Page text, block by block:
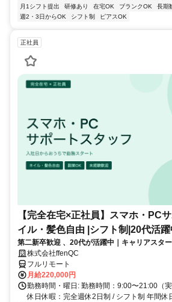
月1シフト提出
研修あり 在宅OK ブランクOK 長期
週2・3日からOK
シフト制 ピアスOK
正社員
【完全在宅×正社員】スマホ・PC
イル・髪色自由 |シフト制|20代活躍
第二新卒歓迎 、20代が活躍中｜キャリアスタート ｜副業OK ｜将来
ャリアパスあり（長期キャリアを推奨していま
株式会社ffenQC
フルリモート
月給220,000円
勤務時間・曜日: 勤務時間：9:00〜21:00（
休日休暇：完全週休2日制 / シフト制 年間休